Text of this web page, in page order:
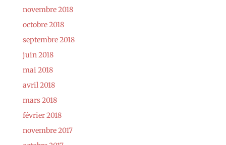
novembre 2018
octobre 2018
septembre 2018
juin 2018
mai 2018
avril 2018
mars 2018
février 2018
novembre 2017